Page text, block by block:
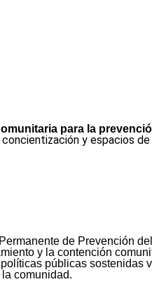
para la
y espacios
de Prevención
y la contención
públicas sostenidas
comunidad.